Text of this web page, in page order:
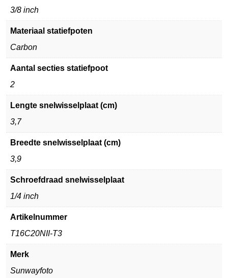
3/8 inch
Materiaal statiefpoten
Carbon
Aantal secties statiefpoot
2
Lengte snelwisselplaat (cm)
3,7
Breedte snelwisselplaat (cm)
3,9
Schroefdraad snelwisselplaat
1/4 inch
Artikelnummer
T16C20NII-T3
Merk
Sunwayfoto